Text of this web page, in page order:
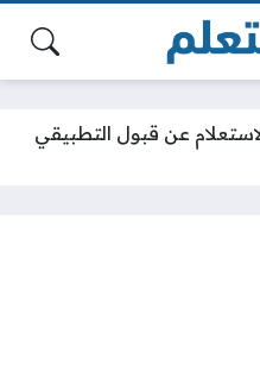
عن قبول التطبيقي